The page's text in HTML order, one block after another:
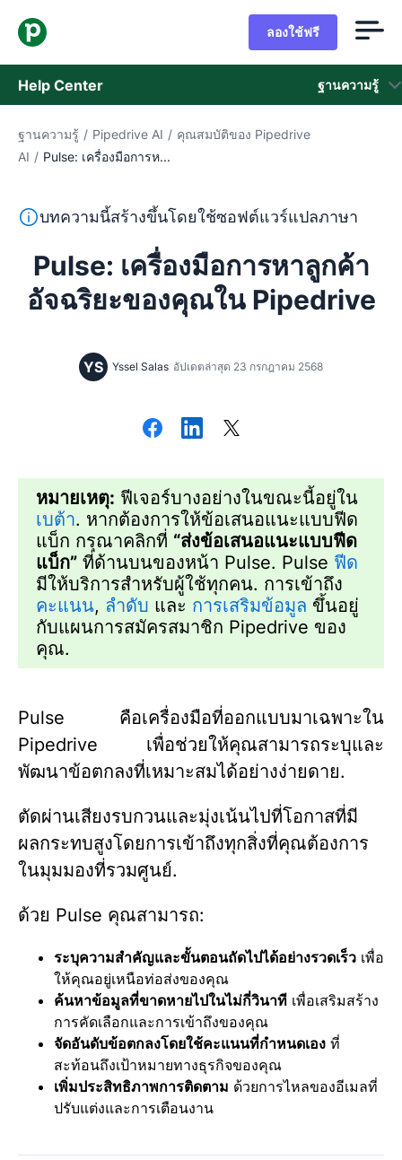
ลองใช้ฟรี
Help Center ฐานความรู้
ฐานความรู้
ติดต่อฝ่ายช่วยเหลือ
ฐานความรู้ / Pipedrive AI / คุณสมบัติของ Pipedrive
AI / Pulse: เครื่องมือการห...
ข้อความนี้แปลจากภาษาอังกฤษโดยใช้ซอฟต์แวร์แปลภาษาแ
บทความนี้สร้างขึ้นโดยใช้ซอฟต์แวร์แปลภาษา
Pulse: เครื่องมือการหาลูกค้า
อัจฉริยะของคุณใน Pipedrive
YS Yssel Salas อัปเดตล่าสุด 23 กรกฎาคม 2568
หมายเหตุ: ฟีเจอร์บางอย่างในขณะนี้อยู่ใน
เบต้า. หากต้องการให้ข้อเสนอแนะแบบฟีด
แบ็ก กรุณาคลิกที่ “ส่งข้อเสนอแนะแบบฟีด
แบ็ก” ที่ด้านบนของหน้า Pulse. Pulse ฟีด
มีให้บริการสำหรับผู้ใช้ทุกคน. การเข้าถึง
คะแนน, ลำดับ และ การเสริมข้อมูล ขึ้นอยู่
กับแผนการสมัครสมาชิก Pipedrive ของ
คุณ.
Pulse คือเครื่องมือที่ออกแบบมาเฉพาะใน
Pipedrive เพื่อช่วยให้คุณสามารถระบุและ
พัฒนาข้อตกลงที่เหมาะสมได้อย่างง่ายดาย.
ตัดผ่านเสียงรบกวนและมุ่งเน้นไปที่โอกาสที่มี
ผลกระทบสูงโดยการเข้าถึงทุกสิ่งที่คุณต้องการ
ในมุมมองที่รวมศูนย์.
ด้วย Pulse คุณสามารถ:
ระบุความสำคัญและขั้นตอนถัดไปได้อย่างรวดเร็ว เพื่อ
ให้คุณอยู่เหนือท่อส่งของคุณ
ค้นหาข้อมูลที่ขาดหายไปในไม่กี่วินาที เพื่อเสริมสร้าง
การคัดเลือกและการเข้าถึงของคุณ
จัดอันดับข้อตกลงโดยใช้คะแนนที่กำหนดเอง ที่
สะท้อนถึงเป้าหมายทางธุรกิจของคุณ
เพิ่มประสิทธิภาพการติดตาม ด้วยการไหลของอีเมลที่
ปรับแต่งและการเตือนงาน